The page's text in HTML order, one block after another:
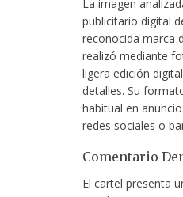
La imagen
publicitario digital
reconocida marca
realizó mediante
ligera edición
detalles. Su
habitual en
redes sociales o
Comentario
El cartel presenta